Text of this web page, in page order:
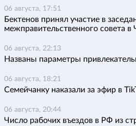
06 августа, 17:51
Бектенов принял участие в
межправительственного совета в
06 августа, 22:13
Названы параметры
06 августа, 18:21
Семейчанку наказали за эфир в
06 августа, 20:44
Число рабочих въездов в РФ из